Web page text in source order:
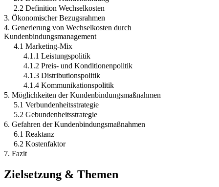
2.2 Definition Wechselkosten
3. Ökonomischer Bezugsrahmen
4. Generierung von Wechselkosten durch
Kundenbindungsmanagement
4.1 Marketing-Mix
4.1.1 Leistungspolitik
4.1.2 Preis- und Konditionenpolitik
4.1.3 Distributionspolitik
4.1.4 Kommunikationspolitik
5. Möglichkeiten der Kundenbindungsmaßnahmen
5.1 Verbundenheitsstrategie
5.2 Gebundenheitsstrategie
6. Gefahren der Kundenbindungsmaßnahmen
6.1 Reaktanz
6.2 Kostenfaktor
7. Fazit
Zielsetzung & Themen